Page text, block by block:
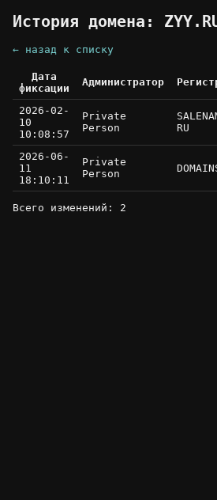
История домена:
← назад к списку
Дата
фиксации
Администратор
2026-02-
10
10:08:57
Private
Person
RU
2026-06-
11
18:10:11
Private
Person
Всего изменений: 2